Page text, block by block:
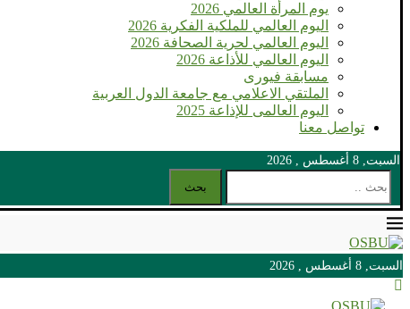
يوم المرأة العالمي 2026
اليوم العالمي للملكية الفكرية 2026
اليوم العالمي لحرية الصحافة 2026
اليوم العالمي للأذاعة 2026
مسابقة فيورى
الملتقي الاعلامي مع جامعة الدول العربية
اليوم العالمى للإذاعة 2025
تواصل معنا
السبت, 8 أغسطس , 2026
بحث
السبت, 8 أغسطس , 2026